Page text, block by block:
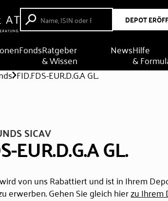
DEPOT
FondsRatgeber
& Wissen
NewsHilfe
&
FID.FDS-EUR.D.G.A GL.
SICAV
EUR.D.G.A GL.
von uns Rabattiert und ist in Ihrem
erwerben. Gehen Sie gleich hierzu Ihrem